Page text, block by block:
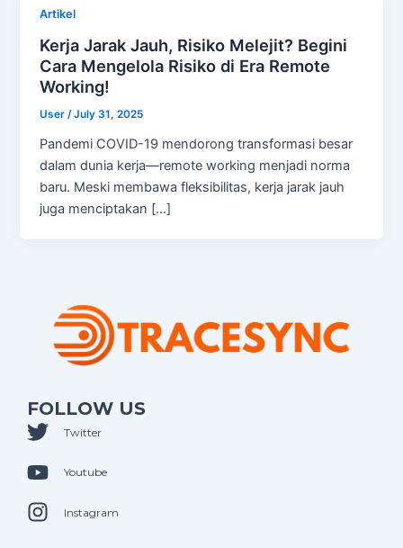
Artikel
Kerja Jarak Jauh, Risiko Melejit? Begini
Cara Mengelola Risiko di Era Remote
Working!
User/July 31, 2025
Pandemi COVID-19 mendorong transformasi besar
dalam dunia kerja—remote working menjadi norma
baru. Meski membawa fleksibilitas, kerja jarak jauh
juga menciptakan […]
FOLLOW US
Twitter
Youtube
Instagram